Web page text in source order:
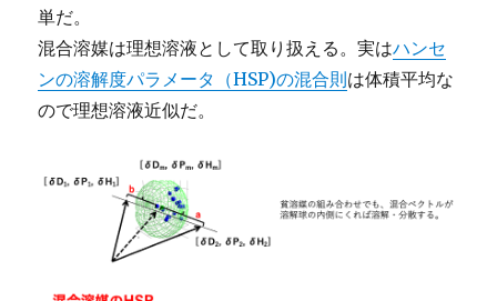
単だ。
混合溶媒は理想溶液として取り扱える。実はハンセ
ンの溶解度パラメータ（HSP)の混合則は体積平均な
ので理想溶液近似だ。